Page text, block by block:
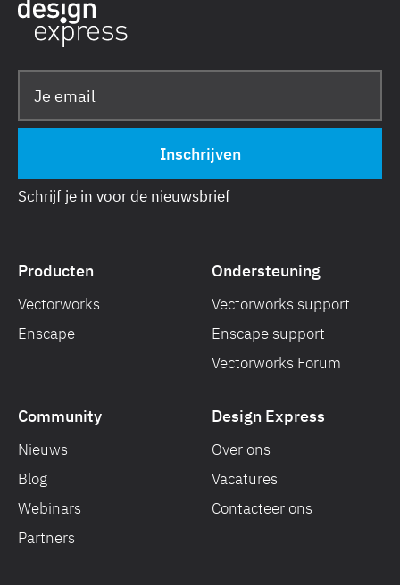
Schrijf je in voor de nieuwsbrief
Producten
Vectorworks
Enscape
Ondersteuning
Vectorworks support
Enscape support
Vectorworks Forum
Community
Nieuws
Blog
Webinars
Partners
Design Express
Over ons
Vacatures
Contacteer ons